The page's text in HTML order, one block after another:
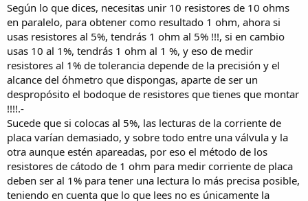
Según lo que dices, necesitas unir 10 resistores de 10 ohms
en paralelo, para obtener como resultado 1 ohm, ahora si
usas resistores al 5%, tendrás 1 ohm al 5% !!!, si en cambio
usas 10 al 1%, tendrás 1 ohm al 1 %, y eso de medir
resistores al 1% de tolerancia depende de la precisión y el
alcance del óhmetro que dispongas, aparte de ser un
despropósito el bodoque de resistores que tienes que montar
!!!!.-
Sucede que si colocas al 5%, las lecturas de la corriente de
placa varían demasiado, y sobre todo entre una válvula y la
otra aunque estén apareadas, por eso el método de los
resistores de cátodo de 1 ohm para medir corriente de placa
deben ser al 1% para tener una lectura lo más precisa posible,
teniendo en cuenta que lo que lees no es únicamente la